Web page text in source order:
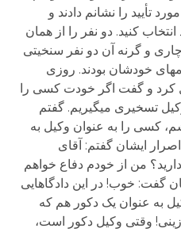
تأیید را نشانم دادند و
انتخاب کنید. دو نفر را از همان
و گرنه آن دو نفر سنخیتی
خودشان بودند. روزی
کرد و گفت اگر خودت کسی را
تسخیری می­گیریم. گفتم
کسی را به عنوان وکیل به
ایشان گفتم: آقای
من از خودم دفاع خواهم
گفت: خوب! در این دادگاهایی
به عنوان یک دکور هم که
وقتی وکیل دکور است،